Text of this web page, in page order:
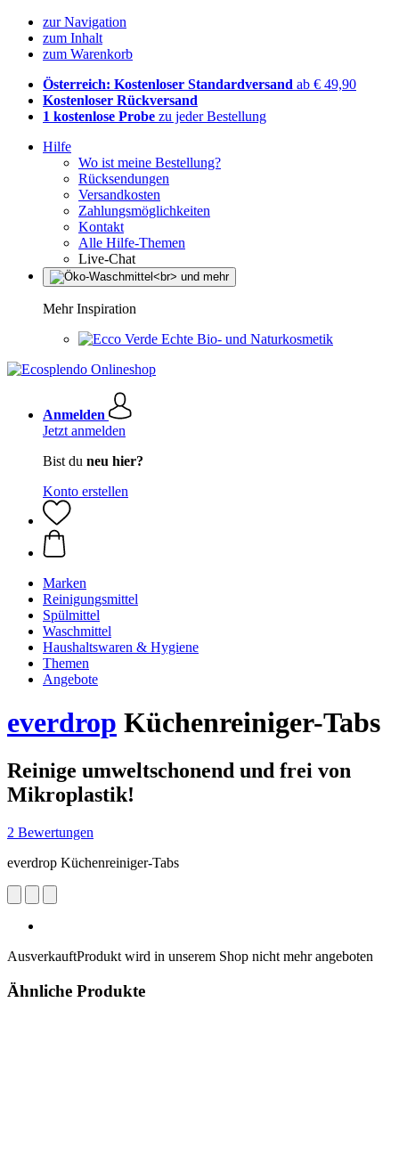
zur Navigation
zum Inhalt
zum Warenkorb
Österreich: Kostenloser Standardversand ab € 49,90
Kostenloser Rückversand
1 kostenlose Probe zu jeder Bestellung
Hilfe
Wo ist meine Bestellung?
Rücksendungen
Versandkosten
Zahlungsmöglichkeiten
Kontakt
Alle Hilfe-Themen
Live-Chat
Mehr Inspiration
Echte Bio- und Naturkosmetik
Anmelden
Jetzt anmelden
Bist du neu hier?
Konto erstellen
Marken
Reinigungsmittel
Spülmittel
Waschmittel
Haushaltswaren & Hygiene
Themen
Angebote
everdrop Küchenreiniger-Tabs
Reinige umweltschonend und frei von
Mikroplastik!
2 Bewertungen
everdrop Küchenreiniger-Tabs
AusverkauftProdukt wird in unserem Shop nicht mehr angeboten
Ähnliche Produkte